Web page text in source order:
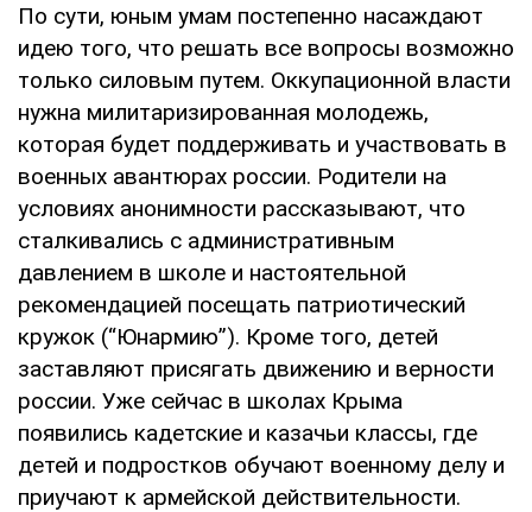
По сути, юным умам постепенно насаждают
идею того, что решать все вопросы возможно
только силовым путем. Оккупационной власти
нужна милитаризированная молодежь,
которая будет поддерживать и участвовать в
военных авантюрах россии. Родители на
условиях анонимности рассказывают, что
сталкивались с административным
давлением в школе и настоятельной
рекомендацией посещать патриотический
кружок (“Юнармию”). Кроме того, детей
заставляют присягать движению и верности
россии. Уже сейчас в школах Крыма
появились кадетские и казачьи классы, где
детей и подростков обучают военному делу и
приучают к армейской действительности.